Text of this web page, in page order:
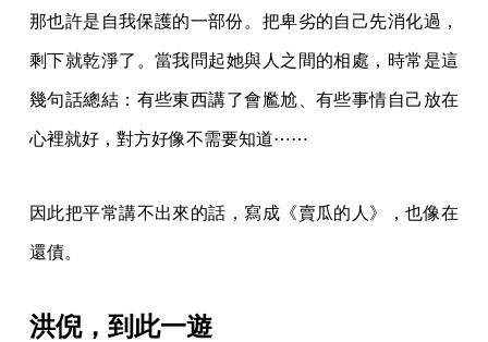
那也許是自我保護的一部份。把卑劣的自己先消化過，
剩下就乾淨了。當我問起她與人之間的相處，時常是這
幾句話總結：有些東西講了會尷尬、有些事情自己放在
心裡就好，對方好像不需要知道⋯⋯
因此把平常講不出來的話，寫成《賣瓜的人》，也像在
還債。
洪倪，到此一遊